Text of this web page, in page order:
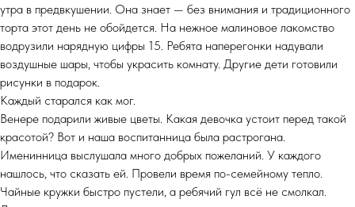
утра в предвкушении. Она знает — без внимания и традиционного
торта этот день не обойдется. На нежное малиновое лакомство
водрузили нарядную цифры 15. Ребята наперегонки надували
воздушные шары, чтобы украсить комнату. Другие дети готовили
рисунки в подарок.
Каждый старался как мог.
Венере подарили живые цветы. Какая девочка устоит перед такой
красотой? Вот и наша воспитанница была растрогана.
Именинница выслушала много добрых пожеланий. У каждого
нашлось, что сказать ей. Провели время по-семейному тепло.
Чайные кружки быстро пустели, а ребячий гул всё не смолкал.